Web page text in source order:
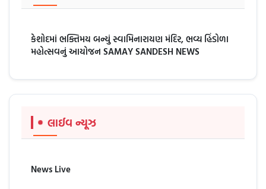
કેશોદમાં ભક્તિમય બન્યું સ્વામિનારાયણ મંદિર, ભવ્ય હિંડોળા
મહોત્સવનું આયોજન SAMAY SANDESH NEWS
લાઈવ ન્યૂઝ
News Live